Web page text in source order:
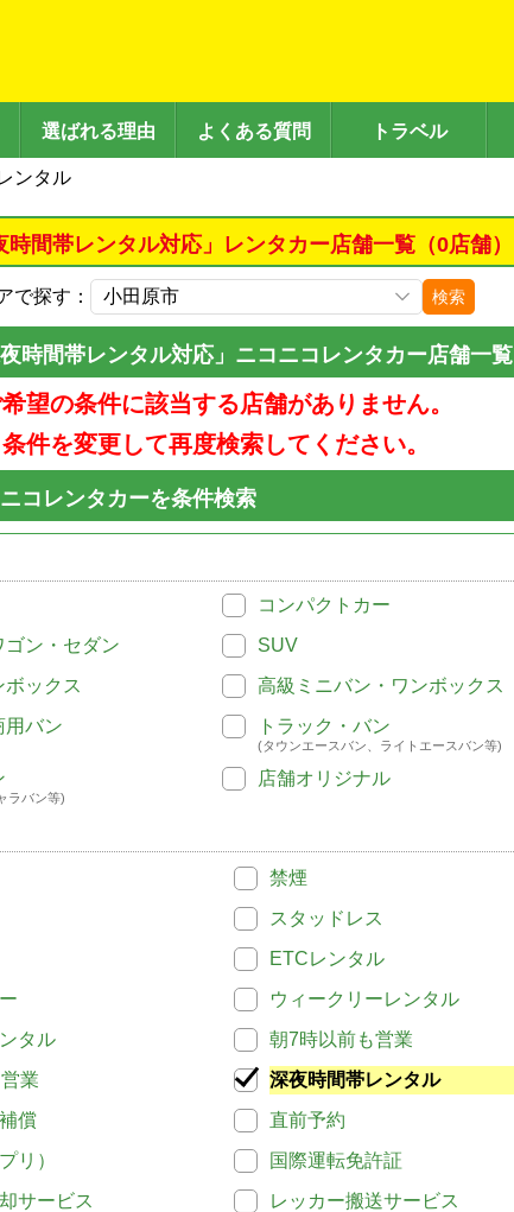
選ばれる理由 よくある質問 トラベル
ンタル
間帯レンタル対応」レンタカー店舗一覧（0店舗）
で探す： 検索
時間帯レンタル対応」ニコニコレンタカー店舗一覧
望の条件に該当する店舗がありません。
条件を変更して再度検索してください。
コレンタカーを条件検索
コンパクトカー
ゴン・セダン
SUV
ボックス
高級ミニバン・ワンボックス
用バン
トラック・バン
(タウンエースバン、ライトエースバン等)
ラバン等)
店舗オリジナル
禁煙
スタッドレス
ETCレンタル
ウィークリーレンタル
タル
朝7時以前も営業
業
深夜時間帯レンタル
償
直前予約
リ）
国際運転免許証
サービス
レッカー搬送サービス